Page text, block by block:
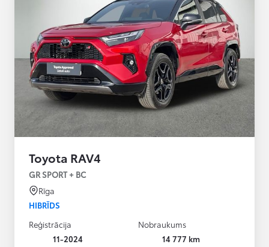
Toyota RAV4
GR SPORT + BC
Rīga
HIBRĪDS
Reģistrācija
11-2024
Nobraukums
14 777 km